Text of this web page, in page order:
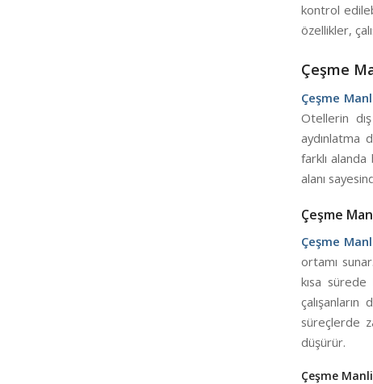
kontrol
özellikler,
Çeşme
Çeşme
Otellerin
aydınlatma
farklı
alanı
Çeşme
Çeşme
ortamı
kısa sürede
süreçlerde
düşürür.
Çeşme